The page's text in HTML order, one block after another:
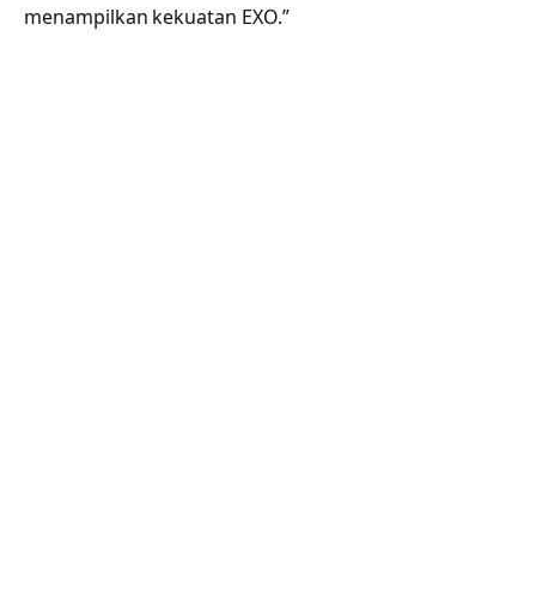
menampilkan kekuatan EXO.”